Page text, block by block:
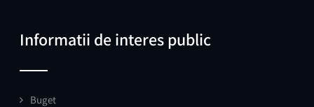
Informatii de interes public
Buget